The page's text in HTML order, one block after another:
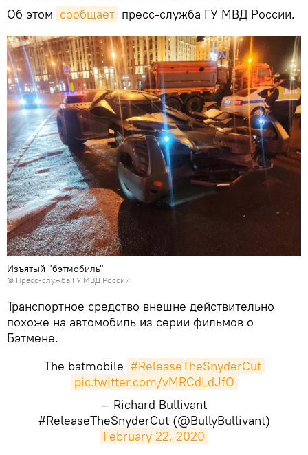
Об этом сообщает пресс-служба ГУ МВД России.
Изъятый "бэтмобиль"
© Пресс-служба ГУ МВД России
Транспортное средство внешне действительно
похоже на автомобиль из серии фильмов о
Бэтмене.
The batmobile #ReleaseTheSnyderCut
pic.twitter.com/vMRCdLdJfO
— Richard Bullivant
#ReleaseTheSnyderCut (@BullyBullivant)
February 22, 2020